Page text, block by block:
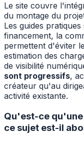
Le site couvre
du montage du
Les guides
financement, la
permettent d'éviter
estimation des
de visibilité
sont progressifs,
créateur qu'au
activité existante.
Qu'est-ce
ce sujet est-il